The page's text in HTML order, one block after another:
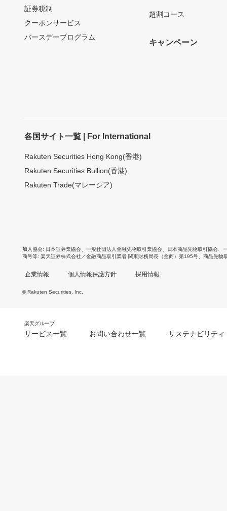
証券税制
クーポンサービス
バースデープログラム
超割コース
キャンペーン
各国サイト一覧 | For International
Rakuten Securities Hong Kong(香港)
Rakuten Securities Bullion(香港)
Rakuten Trade(マレーシア)
加入協会 日本証券業協会 一般社団法人金融先物取引業協会 日本商品先物取引協会
商号等 楽天証券株式会社／金融商品取引業者 関東財務局長（金商）第195号、商品先物
企業情報 個人情報保護方針 採用情報
© Rakuten Securities, Inc.
楽天グループ
サービス一覧 お問い合わせ一覧 サステナビリティ